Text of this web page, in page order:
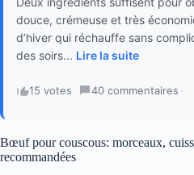
douce, crémeuse et très
d’hiver qui réchauffe sans
des soirs... Lire la suite
15 votes · 40 commentaires ·
Bœuf pour couscous: morceaux,
recommandées